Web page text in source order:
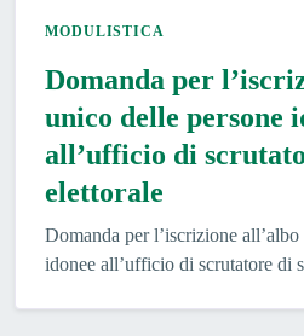
MODULISTICA
Domanda per
unico delle persone
all’ufficio di
elettorale
Domanda per l’iscrizione
idonee all’ufficio di scrutatore di